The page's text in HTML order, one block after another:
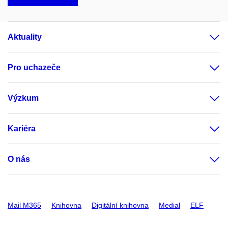
Aktuality
Pro uchazeče
Výzkum
Kariéra
O nás
Mail M365 Knihovna Digitální knihovna Medial ELF